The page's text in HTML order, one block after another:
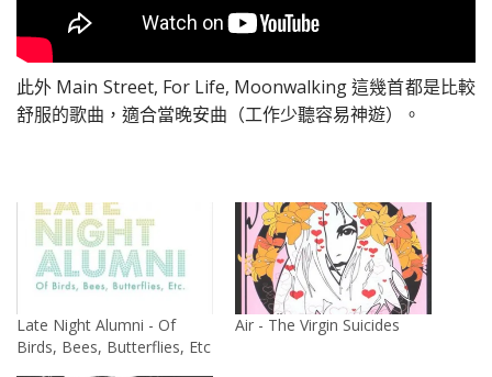
此外 Main Street, For Life, Moonwalking 這幾首都是比較
舒服的歌曲，適合當晚安曲（工作少聽容易神遊）。
Late Night Alumni - Of
Birds, Bees, Butterflies, Etc
Air - The Virgin Suicides